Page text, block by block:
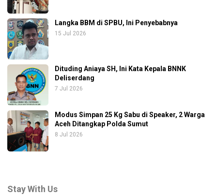
Langka BBM di SPBU, Ini Penyebabnya
15 Jul 2026
Dituding Aniaya SH, Ini Kata Kepala BNNK
Deliserdang
7 Jul 2026
Modus Simpan 25 Kg Sabu di Speaker, 2 Warga
Aceh Ditangkap Polda Sumut
8 Jul 2026
Stay With Us